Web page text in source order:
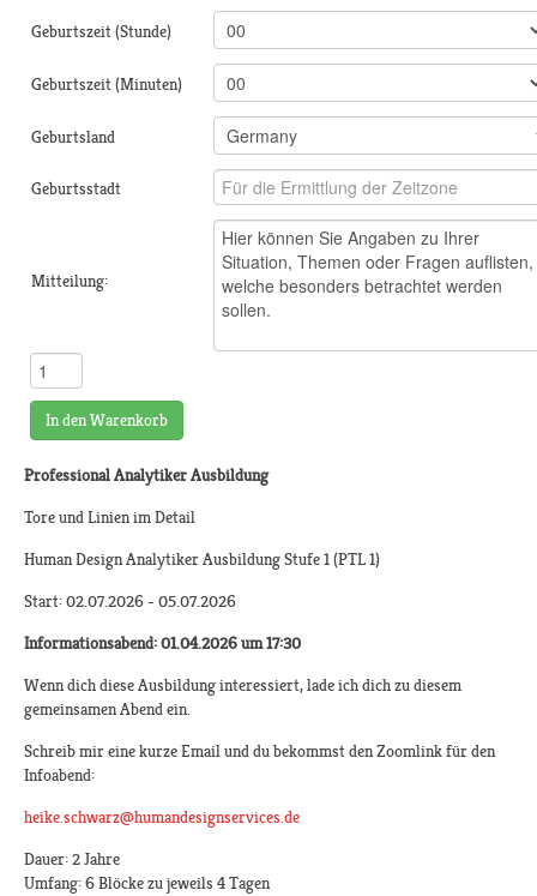
Geburtszeit (Stunde)
Geburtszeit (Minuten)
Geburtsland
Geburtsstadt
Mitteilung:
In den Warenkorb
Professional Analytiker Ausbildung
Tore und Linien im Detail
Human Design Analytiker Ausbildung Stufe 1 (PTL 1)
Start: 02.07.2026 - 05.07.2026
Informationsabend: 01.04.2026 um 17:30
Wenn dich diese Ausbildung interessiert, lade ich dich zu diesem
gemeinsamen Abend ein.
Schreib mir eine kurze Email und du bekommst den Zoomlink für den
Infoabend:
heike.schwarz@humandesignservices.de
Dauer: 2 Jahre
Umfang: 6 Blöcke zu jeweils 4 Tagen